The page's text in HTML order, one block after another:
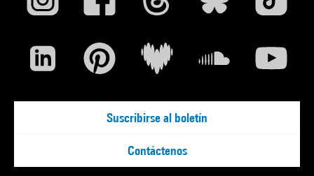
Suscribirse al boletín
Contáctenos